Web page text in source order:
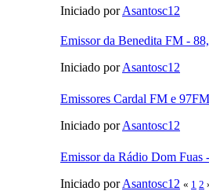
Iniciado porAsantosc12
Emissor da Benedita FM -
Iniciado porAsantosc12
Emissores Cardal FM e
Iniciado porAsantosc12
Emissor da Rádio Dom
Iniciado porAsantosc12 « 1 2